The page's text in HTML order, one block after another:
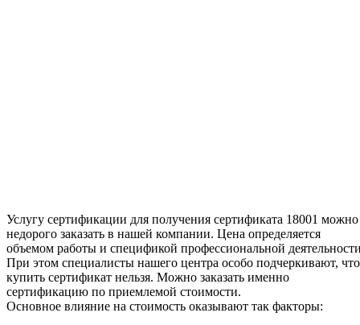
Услугу сертификации для получения сертификата 18001 можно
недорого заказать в нашей компании. Цена определяется
объемом работы и спецификой профессиональной
При этом специалисты нашего центра особо подчеркивают, что
купить сертификат нельзя. Можно заказать именно
сертификацию по приемлемой стоимости.
Основное влияние на стоимость оказывают так факторы: